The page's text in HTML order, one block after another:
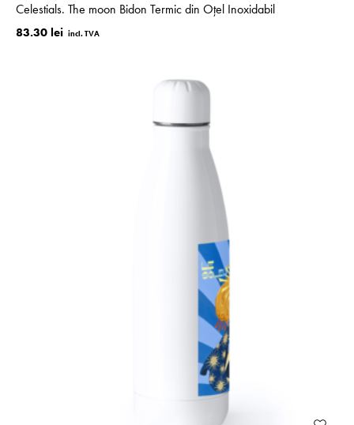
Celestials. The moon Bidon Termic din Oțel Inoxidabil
83.30 lei